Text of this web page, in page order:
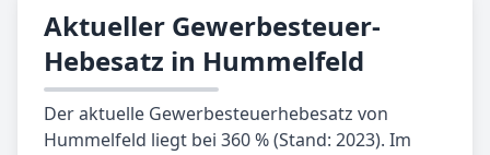
Aktueller Gewerbesteuer-
Hebesatz in Hummelfeld
Der aktuelle Gewerbesteuerhebesatz von
Hummelfeld liegt bei 360 % (Stand: 2023). Im